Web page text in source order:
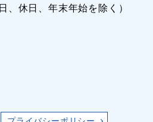
、休日、年末年始を除く）